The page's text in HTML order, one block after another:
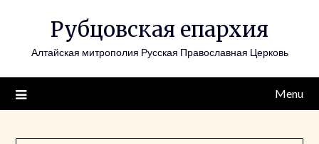
Рубцовская епархия
Алтайская митрополия Русская Православная Церковь
Menu